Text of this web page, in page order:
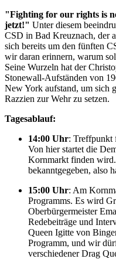
"Fighting for our rights is
jetzt!" Unter diesem
CSD in Bad Kreuznach, der
sich bereits um den fünften
wir daran erinnern, warum
Seine Wurzeln hat der
Stonewall-Aufständen von
New York aufstand, um sich
Razzien zur Wehr zu setzen.
Tagesablauf:
14:00 Uhr: Treffpunkt
Von hier startet die
Kornmarkt finden
bekanntgegeben, also
15:00 Uhr: Am
Programms. Es wird
Oberbürgermeister
Redebeiträge und
Queen Igitte von
Programm, und wir
verschiedener Drag